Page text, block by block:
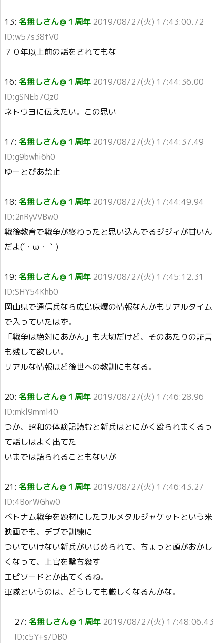
13: 名無しさん＠１周年 2019/08/27(火) 17:43:00.72
ID:w57s38fV0
７０年以上前の話をされてもな
16: 名無しさん＠１周年 2019/08/27(火) 17:44:36.00
ID:gSNEb7Qz0
ネトウヨに伝えたい。この思い
17: 名無しさん＠１周年 2019/08/27(火) 17:44:37.49
ID:g9bwhi6h0
ゆーとぴあ禁止
18: 名無しさん＠１周年 2019/08/27(火) 17:44:49.94
ID:2nRyVVBw0
戦後教育で戦争が終わったと思い込んでるジジィが甘いん
だよ(´・ω・｀)
19: 名無しさん＠１周年 2019/08/27(火) 17:45:12.31
ID:SHY54Khb0
岡山県で通信兵なら広島原爆の情報なんかもリアルタイム
で入っていたはず。
「戦争は絶対にあかん」も大切だけど、そのあたりの証言
も残して欲しい。
リアルな情報ほど後世への教訓にもなる。
20: 名無しさん＠１周年 2019/08/27(火) 17:46:28.96
ID:mkl9mml40
つか、昭和の体験記読むと新兵はとにかく殴られまくるっ
て話しはよく出てた
いまでは語られることもないが
21: 名無しさん＠１周年 2019/08/27(火) 17:46:43.27
ID:4BorWGhw0
ベトナム戦争を題材にしたフルメタルジャケットという米
映画でも、デブで訓練に
ついていけない新兵がいじめられて、ちょっと頭がおかし
くなって、上官を撃ち殺す
エピソードとか出てくるね。
軍隊というのは、どうしても厳しくなるんかな。
27: 名無しさん＠１周年 2019/08/27(火) 17:48:06.43
ID:c5Y+s/DB0